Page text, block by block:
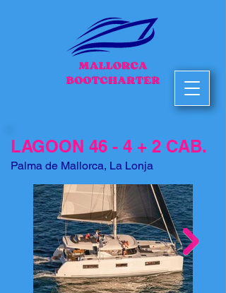
LAGOON 46 - 4 + 2 CAB.
Palma de Mallorca, La Lonja